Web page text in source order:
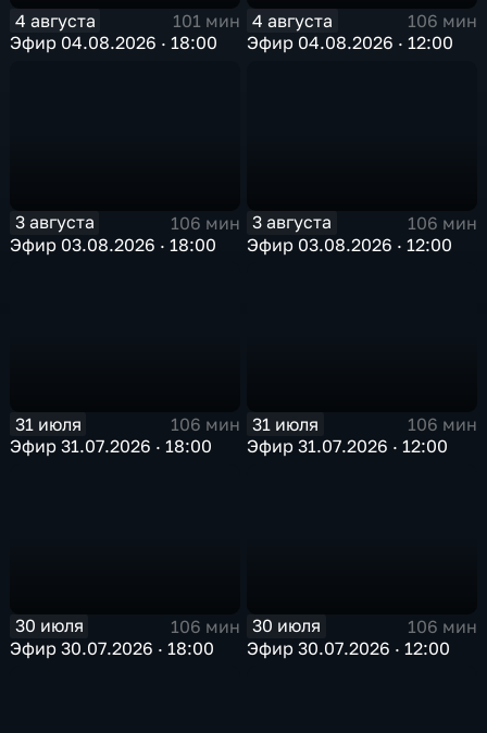
4 августа
101 мин
Эфир 04.08.2026 · 18:00
4 августа
106 мин
Эфир 04.08.2026 · 12:00
3 августа
106 мин
Эфир 03.08.2026 · 18:00
3 августа
106 мин
Эфир 03.08.2026 · 12:00
31 июля
106 мин
Эфир 31.07.2026 · 18:00
31 июля
106 мин
Эфир 31.07.2026 · 12:00
30 июля
106 мин
Эфир 30.07.2026 · 18:00
30 июля
106 мин
Эфир 30.07.2026 · 12:00